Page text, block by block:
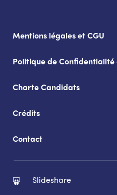
Mentions légales et CGU
Politique de Confidentialité
Charte Candidats
Crédits
Contact
Slideshare